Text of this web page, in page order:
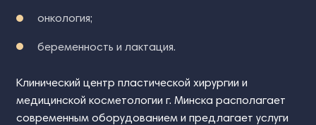
онкология;
беременность и лактация.
Клинический центр пластической хирургии и
медицинской косметологии г. Минска располагает
современным оборудованием и предлагает услуги